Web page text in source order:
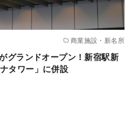
商業施設・新名所
グランドオープン！新宿駅新
タワー」に併設